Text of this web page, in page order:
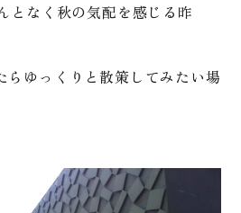
となく秋の気配を感じる昨
らゆっくりと散策してみたい場